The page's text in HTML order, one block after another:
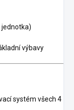
jednotka)
výbavy
systém všech 4